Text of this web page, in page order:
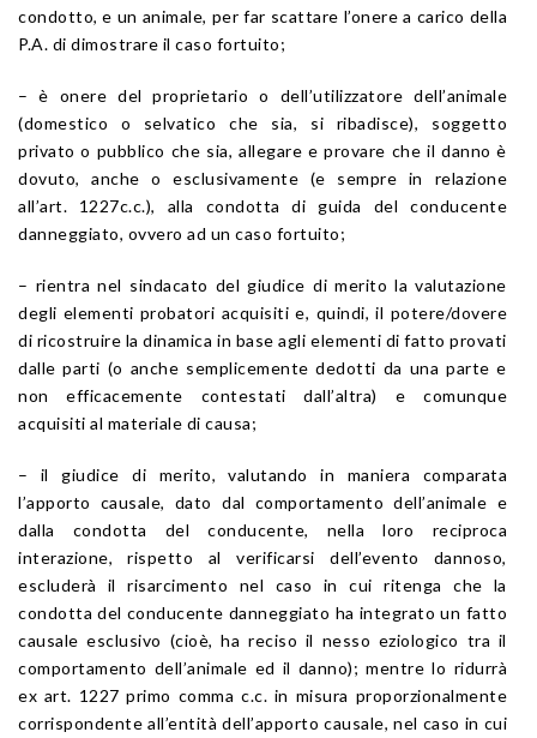
condotto, e un animale, per far scattare l’onere a carico della
P.A. di dimostrare il caso fortuito;
– è onere del proprietario o dell’utilizzatore dell’animale
(domestico o selvatico che sia, si ribadisce), soggetto
privato o pubblico che sia, allegare e provare che il danno è
dovuto, anche o esclusivamente (e sempre in relazione
all’art. 1227c.c.), alla condotta di guida del conducente
danneggiato, ovvero ad un caso fortuito;
– rientra nel sindacato del giudice di merito la valutazione
degli elementi probatori acquisiti e, quindi, il potere/dovere
di ricostruire la dinamica in base agli elementi di fatto provati
dalle parti (o anche semplicemente dedotti da una parte e
non efficacemente contestati dall’altra) e comunque
acquisiti al materiale di causa;
– il giudice di merito, valutando in maniera comparata
l’apporto causale, dato dal comportamento dell’animale e
dalla condotta del conducente, nella loro reciproca
interazione, rispetto al verificarsi dell’evento dannoso,
escluderà il risarcimento nel caso in cui ritenga che la
condotta del conducente danneggiato ha integrato un fatto
causale esclusivo (cioè, ha reciso il nesso eziologico tra il
comportamento dell’animale ed il danno); mentre lo ridurrà
ex art. 1227 primo comma c.c. in misura proporzionalmente
corrispondente all’entità dell’apporto causale, nel caso in cui